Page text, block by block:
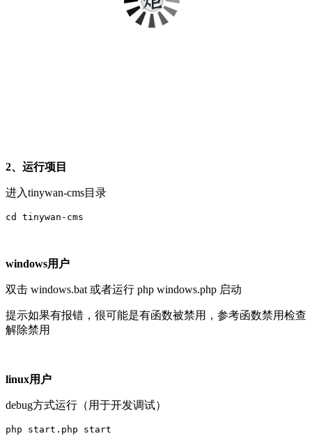
2、运行项目
进入tinywan-cms目录
cd tinywan-cms
windows用户
双击 windows.bat 或者运行 php windows.php 启动
提示如果有报错，很可能是有函数被禁用，参考函数禁用检查
解除禁用
linux用户
debug方式运行（用于开发调试）
php start.php start